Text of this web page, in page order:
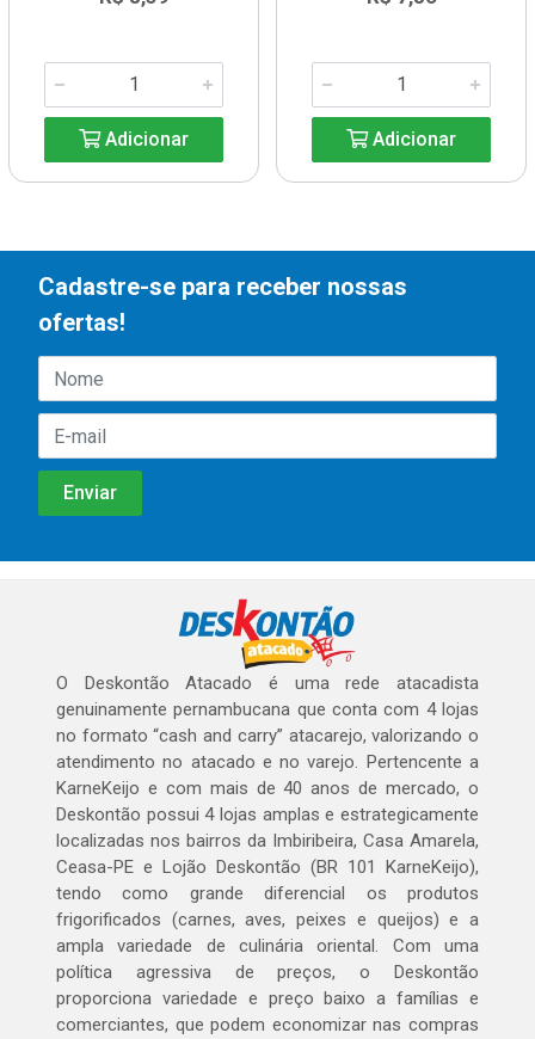
Adicionar Adicionar
Cadastre-se para receber nossas
ofertas!
O Deskontão Atacado é uma rede atacadista
genuinamente pernambucana que conta com 4 lojas
no formato “cash and carry” atacarejo, valorizando o
atendimento no atacado e no varejo. Pertencente a
KarneKeijo e com mais de 40 anos de mercado, o
Deskontão possui 4 lojas amplas e estrategicamente
localizadas nos bairros da Imbiribeira, Casa Amarela,
Ceasa-PE e Lojão Deskontão (BR 101 KarneKeijo),
tendo como grande diferencial os produtos
frigorificados (carnes, aves, peixes e queijos) e a
ampla variedade de culinária oriental. Com uma
política agressiva de preços, o Deskontão
proporciona variedade e preço baixo a famílias e
comerciantes, que podem economizar nas compras